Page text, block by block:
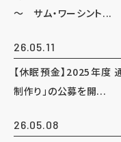
～ サム・ワーシント...
26.05.11
【休眠預金】2025年度
制作り」の公募を開...
26.05.08